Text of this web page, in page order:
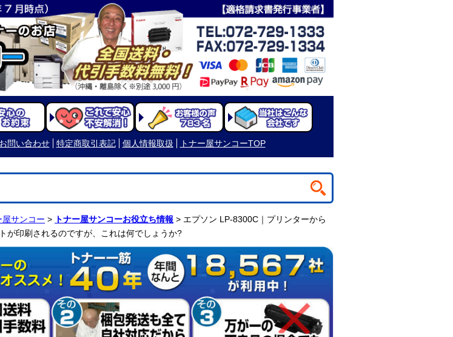
お問い合わせ 特定商取引表記 個人情報取扱 トナー屋サンコーTOP
サンコー > トナー屋サンコーお役立ち情報 > エプソン LP-8300C｜プリンターから
が印刷されるのですが、これは何でしょうか?